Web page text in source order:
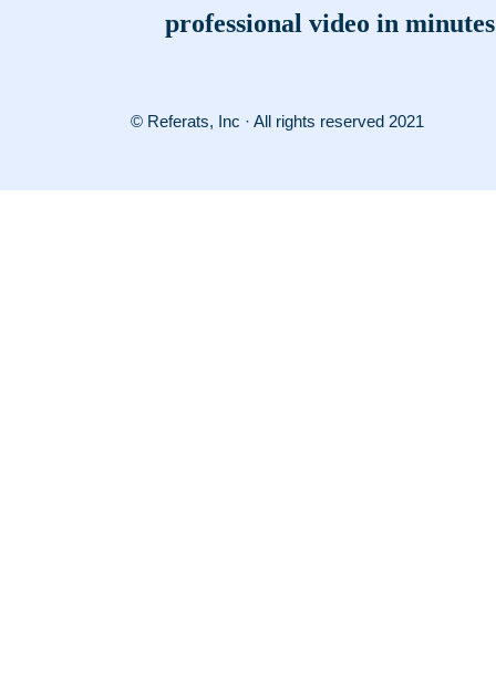
professional video in minutes
© Referats, Inc · All rights reserved 2021